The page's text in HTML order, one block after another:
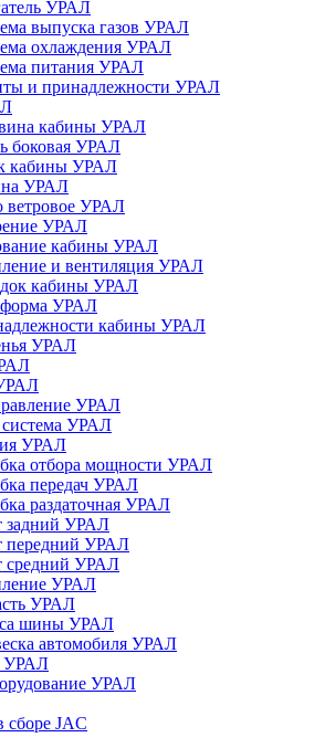
УРАЛ
выпуска газов УРАЛ
охлаждения УРАЛ
питания УРАЛ
и принадлежности УРАЛ
кабины УРАЛ
боковая УРАЛ
кабины УРАЛ
УРАЛ
ветровое УРАЛ
УРАЛ
кабины УРАЛ
и вентиляция УРАЛ
кабины УРАЛ
УРАЛ
кабины УРАЛ
УРАЛ
УРАЛ
система УРАЛ
УРАЛ
отбора мощности УРАЛ
передач УРАЛ
раздаточная УРАЛ
задний УРАЛ
передний УРАЛ
средний УРАЛ
УРАЛ
УРАЛ
шины УРАЛ
автомобиля УРАЛ
УРАЛ
УРАЛ
сборе JAC